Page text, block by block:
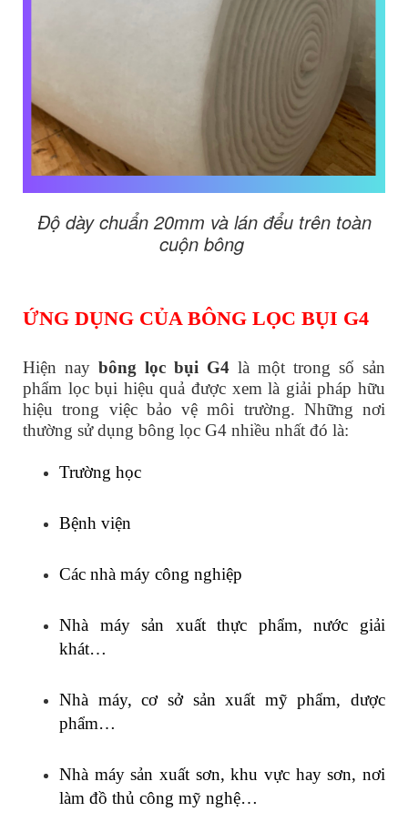
Độ dày chuẩn 20mm và lán đểu trên toàn
cuộn bông
ỨNG DỤNG CỦA BÔNG LỌC BỤI G4
Hiện nay bông lọc bụi G4 là một trong số sản
phẩm lọc bụi hiệu quả được xem là giải pháp hữu
hiệu trong việc bảo vệ môi trường. Những nơi
thường sử dụng bông lọc G4 nhiều nhất đó là:
Trường học
Bệnh viện
Các nhà máy công nghiệp
Nhà máy sản xuất thực phẩm, nước giải
khát…
Nhà máy, cơ sở sản xuất mỹ phẩm, dược
phẩm…
Nhà máy sản xuất sơn, khu vực hay sơn, nơi
làm đồ thủ công mỹ nghệ…